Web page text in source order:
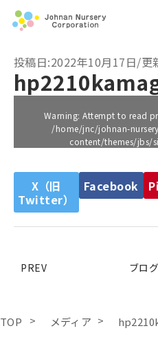
投稿日:2022年10月17日/更
Warning: Attempt to read
/home/jnc/johnan-
content/themes/jbs/
X（旧
Twitter）
Facebook
PREV ブロ
TOP メディア